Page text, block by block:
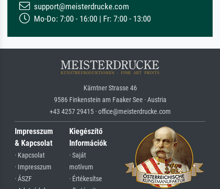
support@meisterdrucke.com
Mo-Do: 7:00 - 16:00 | Fr: 7:00 - 13:00
Kärntner Strasse 46
9586 Finkenstein am Faaker See · Austria
+43 4257 29415 · office@meisterdrucke.com
Impresszum
& Kapcsolat
· Kapcsolat
· Impresszum
· ÁSZF
Kiegészítő
Információk
· Saját
motívum
· Értékesítse